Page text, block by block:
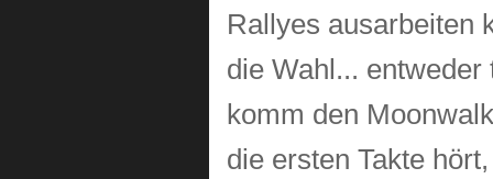
Rallyes ausarbeiten
die Wahl...
komm den
die ersten Takte